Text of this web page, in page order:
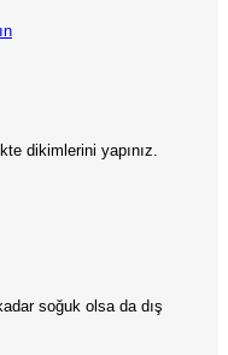
dikimlerini yapınız.
soğuk olsa da dış